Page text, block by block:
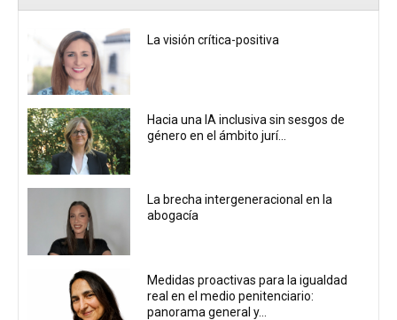
La visión crítica-positiva
Hacia una IA inclusiva sin sesgos de
género en el ámbito jurí...
La brecha intergeneracional en la
abogacía
Medidas proactivas para la igualdad
real en el medio penitenciario:
panorama general y...